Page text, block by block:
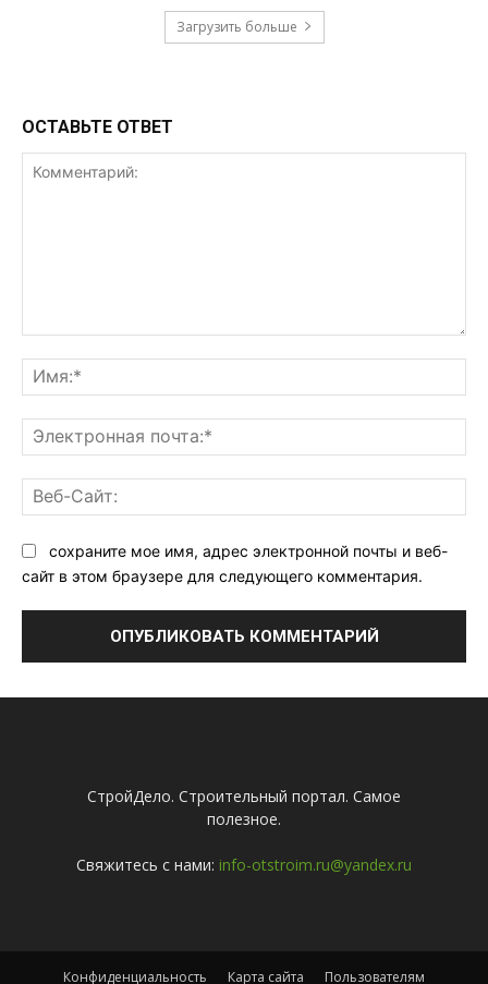
Загрузить больше
ОСТАВЬТЕ ОТВЕТ
сохраните мое имя, адрес электронной почты и веб-
сайт в этом браузере для следующего комментария.
СтройДело. Строительный портал. Самое
полезное.
Свяжитесь с нами: info-otstroim.ru@yandex.ru
Конфиденциальность Карта сайта Пользователям